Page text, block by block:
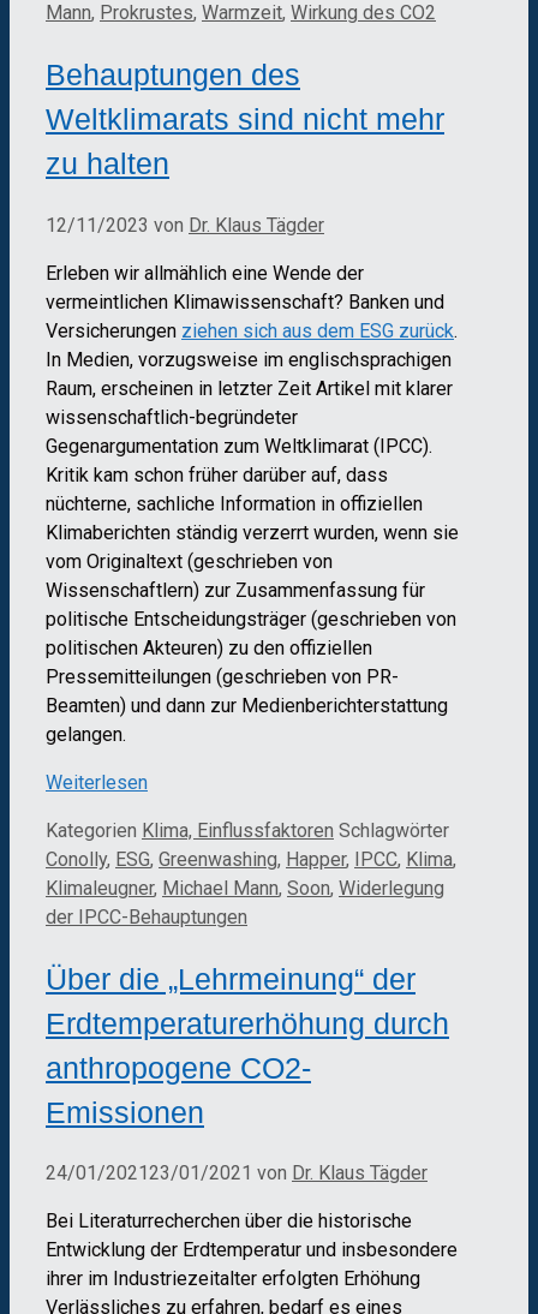
Mann, Prokrustes, Warmzeit, Wirkung des CO2
Behauptungen des
Weltklimarats sind nicht mehr
zu halten
12/11/2023 von Dr. Klaus Tägder
Erleben wir allmählich eine Wende der
vermeintlichen Klimawissenschaft? Banken und
Versicherungen ziehen sich aus dem ESG zurück.
In Medien, vorzugsweise im englischsprachigen
Raum, erscheinen in letzter Zeit Artikel mit klarer
wissenschaftlich-begründeter
Gegenargumentation zum Weltklimarat (IPCC).
Kritik kam schon früher darüber auf, dass
nüchterne, sachliche Information in offiziellen
Klimaberichten ständig verzerrt wurden, wenn sie
vom Originaltext (geschrieben von
Wissenschaftlern) zur Zusammenfassung für
politische Entscheidungsträger (geschrieben von
politischen Akteuren) zu den offiziellen
Pressemitteilungen (geschrieben von PR-
Beamten) und dann zur Medienberichterstattung
gelangen.
Weiterlesen
Kategorien Klima, Einflussfaktoren Schlagwörter
Conolly, ESG, Greenwashing, Happer, IPCC, Klima,
Klimaleugner, Michael Mann, Soon, Widerlegung
der IPCC-Behauptungen
Über die „Lehrmeinung“ der
Erdtemperaturerhöhung durch
anthropogene CO2-
Emissionen
24/01/2021 23/01/2021 von Dr. Klaus Tägder
Bei Literaturrecherchen über die historische
Entwicklung der Erdtemperatur und insbesondere
ihrer im Industriezeitalter erfolgten Erhöhung
Verlässliches zu erfahren, bedarf es eines